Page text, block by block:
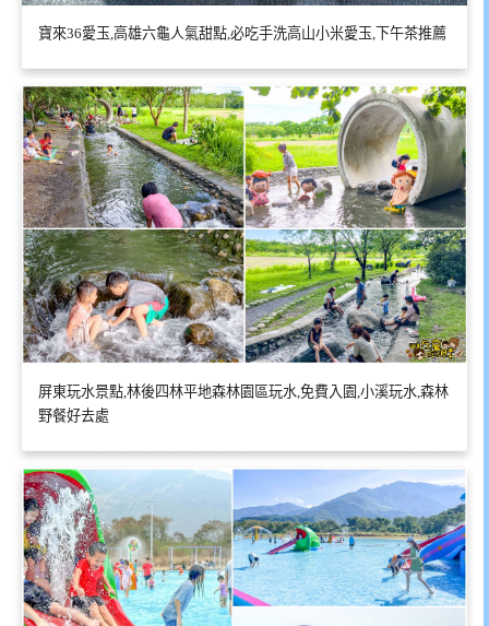
寶來36愛玉,高雄六龜人氣甜點,必吃手洗高山小米愛玉,下午茶推薦
屏東玩水景點,林後四林平地森林園區玩水,免費入園,小溪玩水,森林
野餐好去處